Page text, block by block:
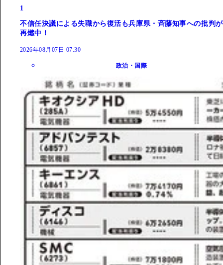
1
不信任決議による失職から復活も兵庫県・斉藤知事への批判が
再燃中！
2026年08月07日 07:30
政治・国際